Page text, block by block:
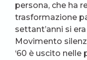
persona, che ha
trasformazione
settant’anni si
Movimento
‘60 è uscito nelle